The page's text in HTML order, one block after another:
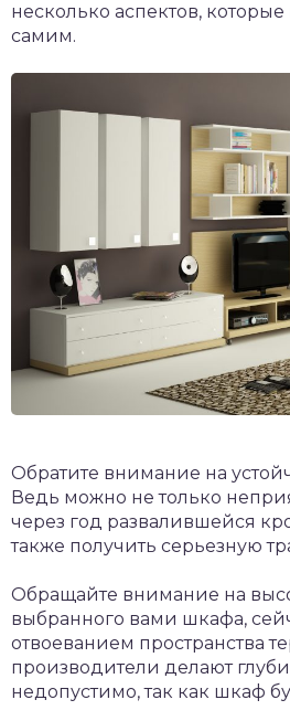
несколько аспектов,
самим.
Обратите внимание на
Ведь можно не только
через год развалившейся
также получить серьезную
Обращайте внимание на
выбранного вами шкафа,
отвоеванием пространства
производители делают
недопустимо, так как шкаф